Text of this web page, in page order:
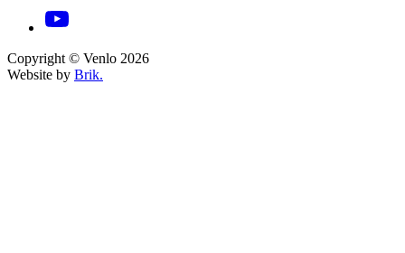
Copyright © Venlo 2026
Website by Brik.